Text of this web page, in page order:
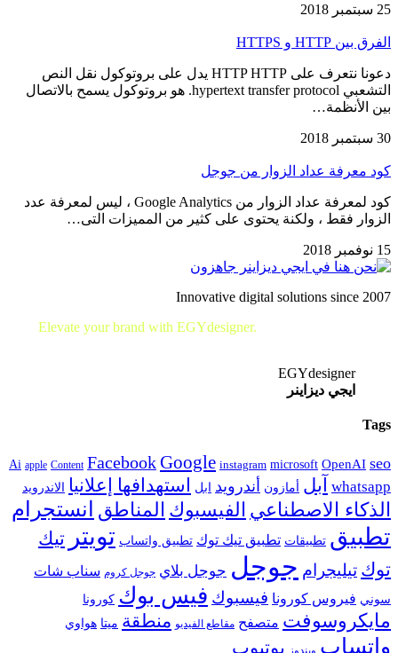
25 سبتمبر 2018
الفرق بين HTTP و HTTPS
دعونا نتعرف على HTTP HTTP يدل على بروتوكول نقل النص
التشعبي hypertext transfer protocol. هو بروتوكول يسمح بالاتصال
بين الأنظمة…
30 سبتمبر 2018
كود معرفة عداد الزوار من جوجل
كود لمعرفة عداد الزوار من Google Analytics ، ليس لمعرفة عدد
الزوار فقط ، ولكنة يحتوى على كثير من المميزات التى…
15 نوفمبر 2018
Innovative digital solutions since 2007
Elevate your brand with EGYdesigner.
EGYdesigner
ايجي ديزاينر
Tags
Ai apple Content FacebookGoogle instagram microsoft OpenAI seo
whatsapp آبل أمازون أندرويد ابل استهدافها إعلانيا الاندرويد
الذكاء الاصطناعي الفيسبوك المناطق انستجرام
تطبيق تطبيقات تطبيق تيك توك تطبيق واتساب تويتر تيك
توك تيليجرام جوجل جوجل بلاي جوجل كروم سناب شات
سوني فيروس كورونا فيسبوك فيس بوك كورونا
مايكروسوفت متصفح مقاطع الفيديو منطقة ميتا هواوي
واتساب يوتيوب